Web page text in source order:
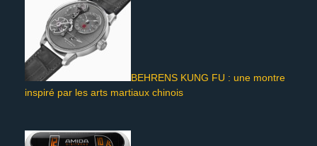
BEHRENS KUNG FU : une montre
inspiré par les arts martiaux chinois